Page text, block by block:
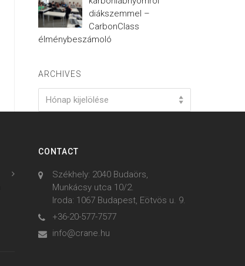
diákszemmel –
CarbonClass
élménybeszámoló
ARCHIVES
Hónap kijelölése
CONTACT
Székhely: 2040 Budaörs,
Munkácsy utca 10/2.
Iroda: 1067 Budapest, Eötvös u. 9.
+36-20-577-7577
info@crane.hu